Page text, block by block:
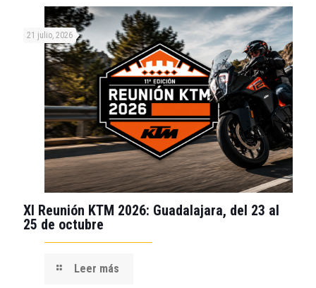
21 julio, 2026
XI Reunión KTM 2026: Guadalajara, del 23 al
25 de octubre
Leer más